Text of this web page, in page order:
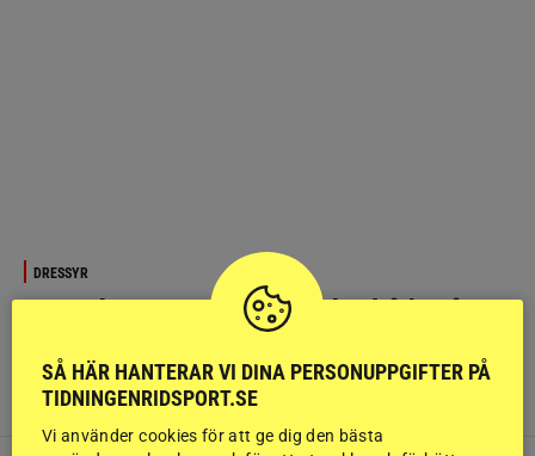
DRESSYR
Unga dressyrryttare prisades både på
UngdomsdressyrGod hästvälfärd uppmärksammades
av stewards
SÅ HÄR HANTERAR VI DINA PERSONUPPGIFTER PÅ
TIDNINGENRIDSPORT.SE
Vi använder cookies för att ge dig den bästa